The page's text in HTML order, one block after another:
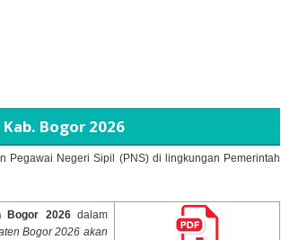
Bogor 2026
Pegawai Negeri Sipil (PNS) di lingkungan Pemerintah
Bogor 2026dalam
Bogor2026 akan